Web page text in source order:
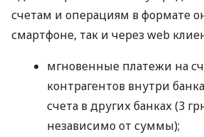
счетам и операциям в формате
смартфоне, так и через web
мгновенные платежи на
контрагентов внутри
счета в других банках (3
независимо от суммы);